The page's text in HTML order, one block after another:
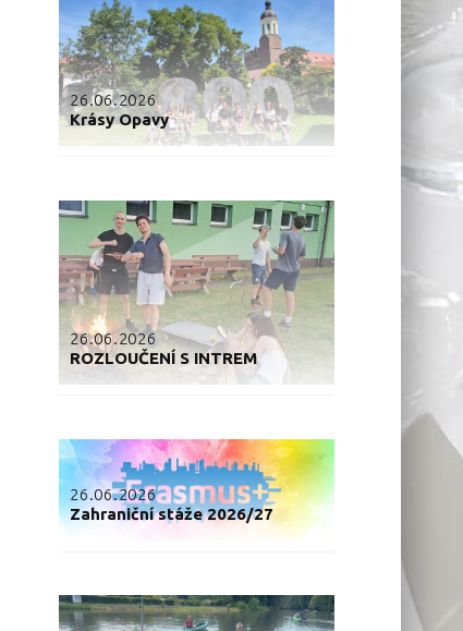
26.06.2026
Krásy Opavy
26.06.2026
ROZLOUČENÍ S INTREM
26.06.2026
Zahraniční stáže 2026/27